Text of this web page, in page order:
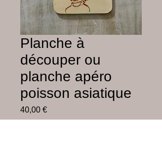
Planche à
découper ou
planche apéro
poisson asiatique
40,00 €Prix